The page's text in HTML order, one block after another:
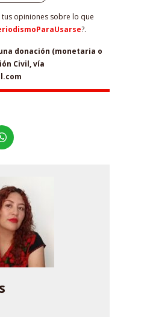
opiniones sobre lo que
?.
donación (monetaria o
Civil, vía